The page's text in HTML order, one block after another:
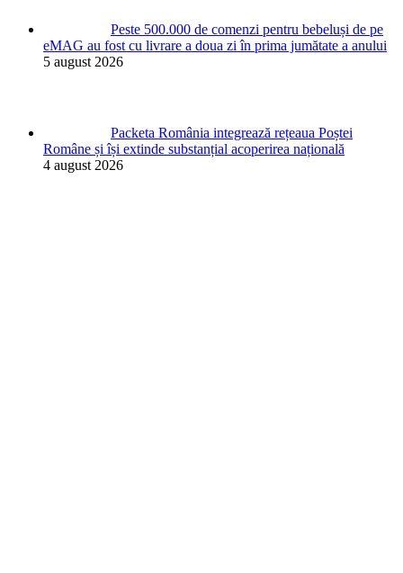
Peste 500.000 de comenzi pentru bebeluși de pe
eMAG au fost cu livrare a doua zi în prima jumătate a anului
5 august 2026
Packeta România integrează rețeaua Poștei
Române și își extinde substanțial acoperirea națională
4 august 2026